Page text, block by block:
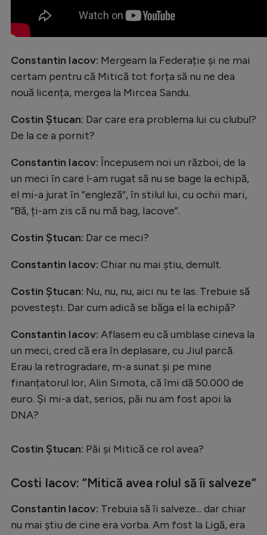
Creează cont
Constantin Iacov: Mergeam la Federație și ne mai
certam pentru că Mitică tot forța să nu ne dea
nouă licența, mergea la Mircea Sandu.
Costin Ștucan: Dar care era problema lui cu clubul?
De la ce a pornit?
Constantin Iacov: Începusem noi un război, de la
un meci în care l-am rugat să nu se bage la echipă,
el mi-a jurat în ”engleză”, în stilul lui, cu ochii mari,
”Bă, ți-am zis că nu mă bag, Iacove”.
Costin Ștucan: Dar ce meci?
Constantin Iacov: Chiar nu mai știu, demult.
Costin Ștucan: Nu, nu, nu, aici nu te las. Trebuie să
povestești. Dar cum adică se băga el la echipă?
Constantin Iacov: Aflasem eu că umblase cineva la
un meci, cred că era în deplasare, cu Jiul parcă.
Erau la retrogradare, m-a sunat și pe mine
finanțatorul lor, Alin Simota, că îmi dă 50.000 de
euro. Și mi-a dat, serios, păi nu am fost apoi la
DNA?
Costin Ștucan: Păi și Mitică ce rol avea?
Costi Iacov: ”Mitică avea rolul să îi salveze”
Constantin Iacov: Trebuia să îi salveze... dar chiar
nu mai știu de cine era vorba. Am fost la Ligă, era